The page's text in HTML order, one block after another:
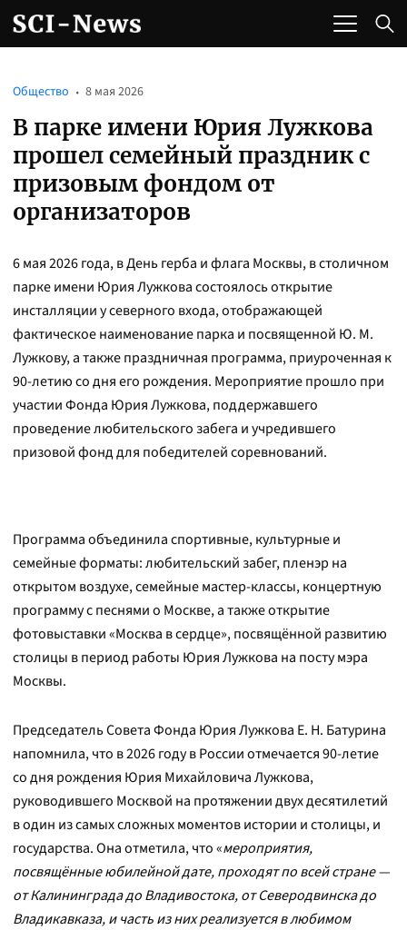
В парке имени Юрия Лужкова
прошел семейный праздник с
призовым фондом от
организаторов
Общество 8 мая 2026
6 мая 2026 года, в День герба и флага Москвы, в столичном
парке имени Юрия Лужкова состоялось открытие
инсталляции у северного входа, отображающей
фактическое наименование парка и посвященной Ю. М.
Лужкову, а также праздничная программа, приуроченная к
90-летию со дня его рождения. Мероприятие прошло при
участии Фонда Юрия Лужкова, поддержавшего
проведение любительского забега и учредившего
призовой фонд для победителей соревнований.
Программа объединила спортивные, культурные и
семейные форматы: любительский забег, пленэр на
открытом воздухе, семейные мастер-классы, концертную
программу с песнями о Москве, а также открытие
фотовыставки «Москва в сердце», посвящённой развитию
столицы в период работы Юрия Лужкова на посту мэра
Москвы.
Председатель Совета Фонда Юрия Лужкова Е. Н. Батурина
напомнила, что в 2026 году в России отмечается 90-летие
со дня рождения Юрия Михайловича Лужкова,
руководившего Москвой на протяжении двух десятилетий
в один из самых сложных моментов истории и столицы, и
государства. Она отметила, что «мероприятия,
посвящённые юбилейной дате, проходят по всей стране —
от Калининграда до Владивостока, от Северодвинска до
Владикавказа, и часть из них реализуется в любимом